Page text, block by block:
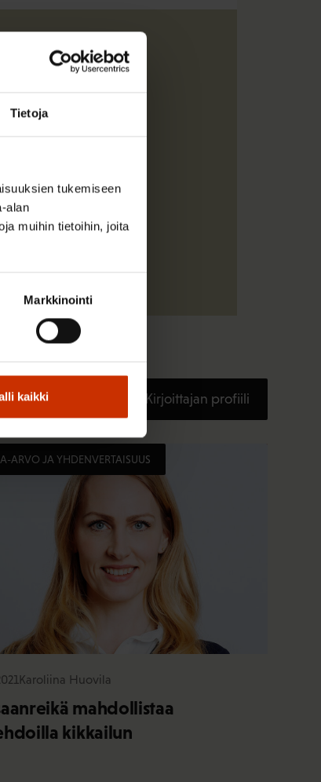
Tietoja
tukemiseen
alan
muihin tietoihin, joita
Markkinointi
kaikki Kirjoittajan profiili
ARVO JA YHDENVERTAISUUS
Karoliina Huovila
mahdollistaa
kikkailun